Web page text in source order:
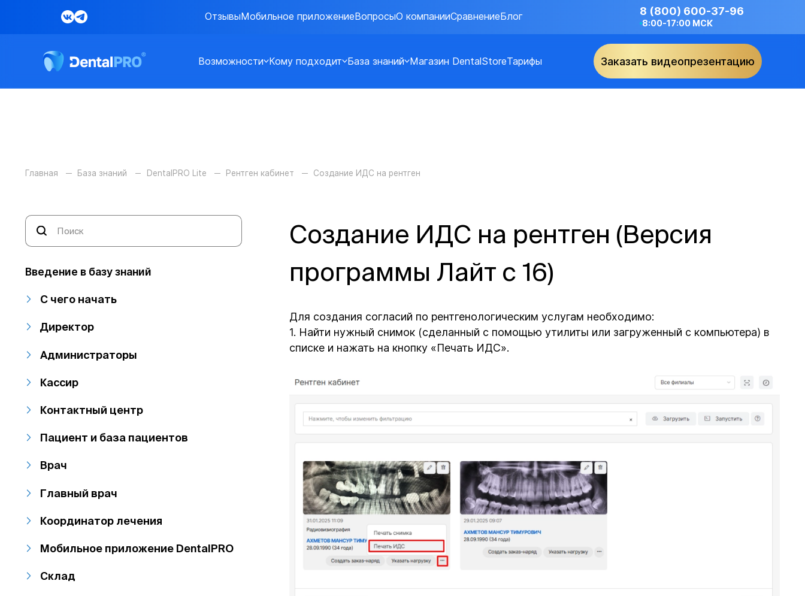
ОтзывыМобильное приложениеВопросыО компанииСравнениеБлог 8 (800) 600-37-96
8:00-17:00 МСК
Возможности Кому подходит База знаний Магазин DentalStoreТарифы Заказать видеопрезентацию
Главная База знаний DentalPRO Lite Рентген кабинет Создание ИДС на рентген
Введение в базу знаний
С чего начать
Директор
Администраторы
Кассир
Контактный центр
Пациент и база пациентов
Врач
Главный врач
Координатор лечения
Мобильное приложение DentalPRO
Склад
Создание ИДС на рентген (Версия
программы Лайт с 16)
Для создания согласий по рентгенологическим услугам необходимо:
1. Найти нужный снимок (сделанный с помощью утилиты или загруженный с компьютера) в
списке и нажать на кнопку «Печать ИДС».